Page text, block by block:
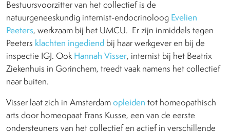
Bestuursvoorzitter van het collectief is de
natuurgeneeskundig internist-endocrinoloog Evelien
Peeters, werkzaam bij het UMCU. Er zijn inmiddels tegen
Peeters klachten ingediend bij haar werkgever en bij de
inspectie IGJ. OokHannah Visser, internist bij het Beatrix
Ziekenhuis in Gorinchem, treedt vaak namens het collectief
naar buiten.
Visser laat zich in Amsterdamopleiden tot homeopathisch
arts door homeopaat Frans Kusse, een van de eerste
ondersteuners van het collectief en actief in verschillende